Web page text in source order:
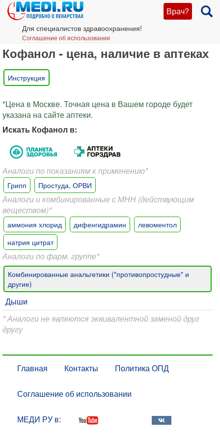
Врач?
Для специалистов здравоохранения!
Соглашение об использовании
Кофанол - цена, наличие в аптеках
Инструкция
*Цена в Москве. Точная цена в Вашем городе будет
указана на сайте аптеки.
Искать Кофанол в:
Аналоги по показаниям к применению*
Грипп Простуда, ОРВИ
Аналоги и комбинированные с МНН (действующим
веществом)*
аммония хлорид дифенгидрамин
левоментол
натрия цитрат
Аналоги по фарм. группе*
Комбинированные анальгетики ("противопростудные" и
другие)
Дыши
* Аналоги не являются эквивалентной заменой друг
другу
Главная Контакты Политика ОПД
Соглашение об использовании
МЕДИ РУ в: